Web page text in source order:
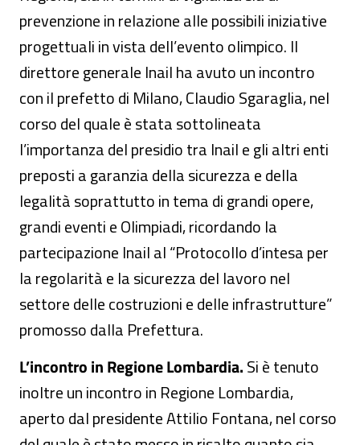
prevenzione in relazione alle possibili iniziative
progettuali in vista dell’evento olimpico. Il
direttore generale Inail ha avuto un incontro
con il prefetto di Milano, Claudio Sgaraglia, nel
corso del quale è stata sottolineata
l’importanza del presidio tra Inail e gli altri enti
preposti a garanzia della sicurezza e della
legalità soprattutto in tema di grandi opere,
grandi eventi e Olimpiadi, ricordando la
partecipazione Inail al “Protocollo d’intesa per
la regolarità e la sicurezza del lavoro nel
settore delle costruzioni e delle infrastrutture”
promosso dalla Prefettura.
L’incontro in Regione Lombardia.Si è tenuto
inoltre un incontro in Regione Lombardia,
aperto dal presidente Attilio Fontana, nel corso